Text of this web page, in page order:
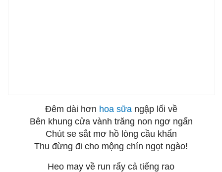
Đêm dài hơn hoa sữangập lối về
Bên khung cửa vành trăng non ngơ ngẩn
Chút se sắt mơ hồ lòng cầu khẩn
Thu đừng đi cho mộng chín ngọt ngào!
Heo may về run rẩy cả tiếng rao